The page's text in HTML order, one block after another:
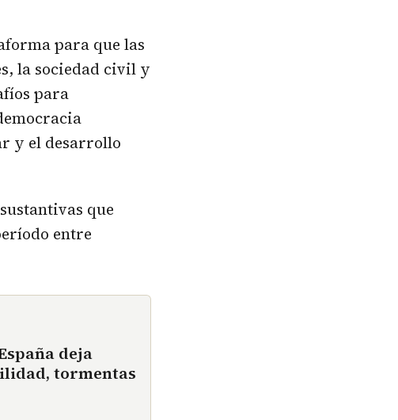
para que las
la sociedad civil y
para
y el desarrollo
que
entre
deja
tormentas